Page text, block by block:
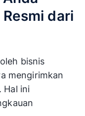
Manager,
dari